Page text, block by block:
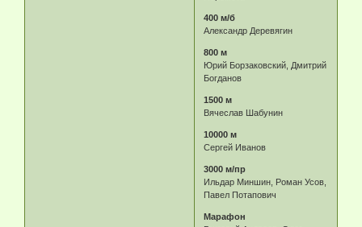
400 м/б
Александр Деревягин
800 м
Юрий Борзаковский, Дмитрий
Богданов
1500 м
Вячеслав Шабунин
10000 м
Сергей Иванов
3000 м/пр
Ильдар Миншин, Роман Усов,
Павел Потапович
Марафон